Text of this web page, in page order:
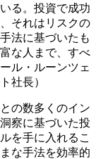
る。投資で成功
それはリスクの
法に基づいたも
な人まで、すべ
ル・ルーンツェ
社長）
の数多くのイン
察に基づいた投
を手に入れるこ
な手法を効率的